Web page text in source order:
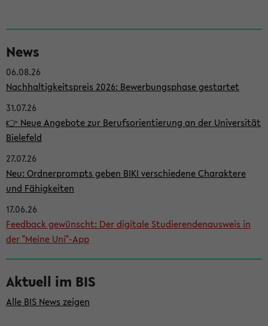
e
i
t
e
n
l
e
i
s
t
e
News
06.08.26
Nachhaltigkeitspreis 2026: Bewerbungsphase gestartet
31.07.26
👉 Neue Angebote zur Berufsorientierung an der Universität
Bielefeld
27.07.26
Neu: Ordnerprompts geben BIKI verschiedene Charaktere
und Fähigkeiten
17.06.26
Feedback gewünscht: Der digitale Studierendenausweis in
der "Meine Uni"-App
Aktuell im BIS
Alle BIS News zeigen